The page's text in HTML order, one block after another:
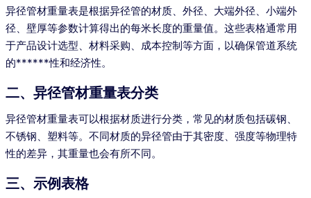
异径管材重量表是根据异径管的材质、外径、大端外径、小端外
径、壁厚等参数计算得出的每米长度的重量值。这些表格通常用
于产品设计选型、材料采购、成本控制等方面，以确保管道系统
的******性和经济性。
二、异径管材重量表分类
异径管材重量表可以根据材质进行分类，常见的材质包括碳钢、
不锈钢、塑料等。不同材质的异径管由于其密度、强度等物理特
性的差异，其重量也会有所不同。
三、示例表格